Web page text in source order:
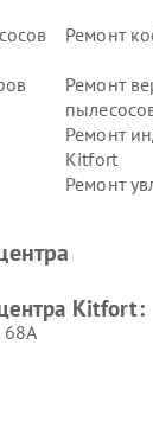
Ремонт
Ремонт
Ремонт
Kitfort
Ремонт
Kitfort
Kitfort
Kitfort:
68А